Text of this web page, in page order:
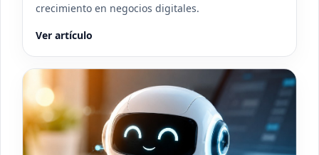
crecimiento en negocios digitales.
Ver artículo